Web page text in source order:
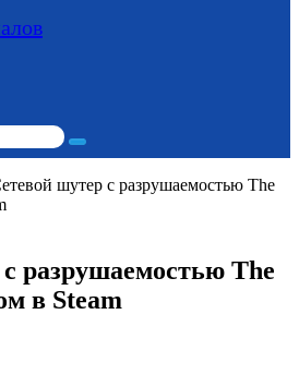
Искать
шутер с разрушаемостью The
разрушаемостью The
в Steam